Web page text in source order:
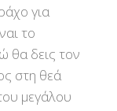
για
το
θα δεις τον
στη θεά
μεγάλου